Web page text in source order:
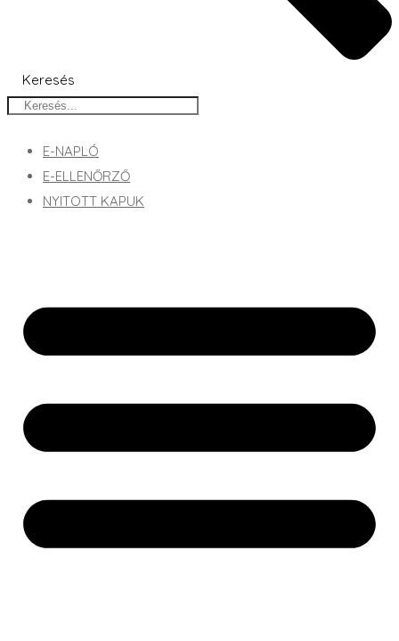
Keresés
E-NAPLÓ
E-ELLENŐRZŐ
NYITOTT KAPUK